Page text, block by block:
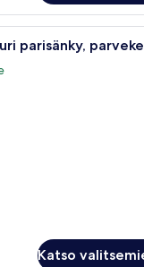
parisänky,
Katso